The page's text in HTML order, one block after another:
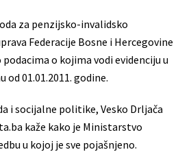
za penzijsko-invalidsko
Federacije Bosne i Hercegovine
o kojima vodi evidenciju u
01.01.2011. godine.
i socijalne politike, Vesko Drljača
kaže kako je Ministarstvo
u kojoj je sve pojašnjeno.